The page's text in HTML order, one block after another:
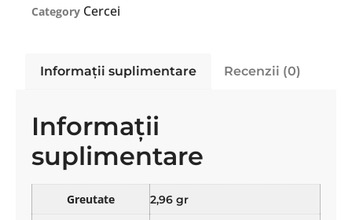
Category Cercei
Informații suplimentare Recenzii (0)
Informații
suplimentare
Greutate 2,96 gr